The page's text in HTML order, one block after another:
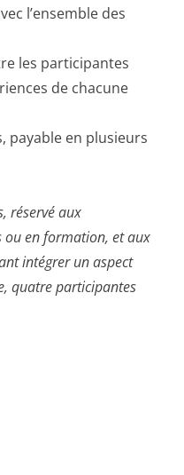
l’ensemble des
les participantes
de chacune
payable en plusieurs
réservé aux
ou en formation, et aux
intégrer un aspect
quatre participantes